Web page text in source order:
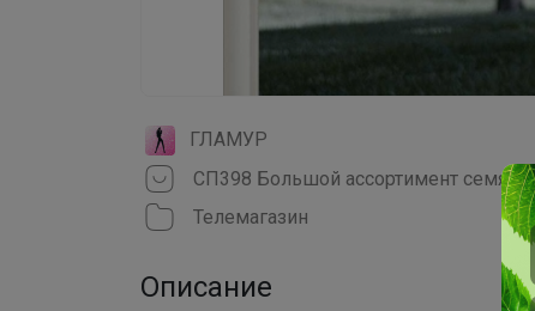
ГЛАМУР
Телемагазин
Описание